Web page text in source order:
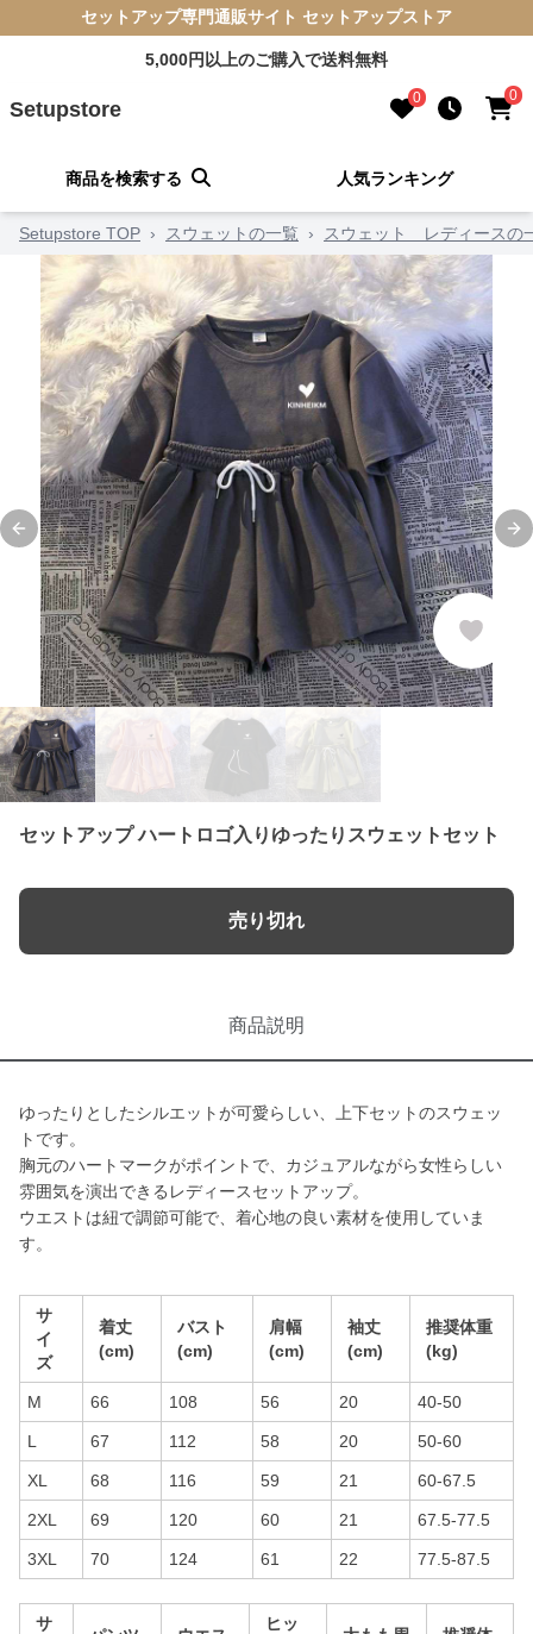
セットアップ専門通販サイト セットアップストア
5,000円以上のご購入で送料無料
Setupstore 0 0
商品を検索する 人気ランキング
Setupstore TOP › スウェットの一覧 › スウェット レディースの
Previous slide
セットアップ ハートロゴ入りゆったりスウェットセット
売り切れ
商品説明
ゆったりとしたシルエットが可愛らしい、上下セットのスウェッ
トです。
胸元のハートマークがポイントで、カジュアルながら女性らしい
雰囲気を演出できるレディースセットアップ。
ウエストは紐で調節可能で、着心地の良い素材を使用していま
す。
サ
イ
ズ
着丈
(cm)
バスト
(cm)
肩幅
(cm)
袖丈
(cm)
推奨体重
(kg)
M 66 108 56 20 40-50
L 67 112 58 20 50-60
XL 68 116 59 21 60-67.5
2XL 69 120 60 21 67.5-77.5
3XL 70 124 61 22 77.5-87.5
サ
ヒッ